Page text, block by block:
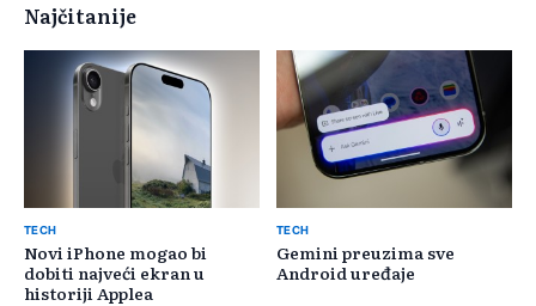
Najčitanije
TECH
Novi iPhone mogao bi
dobiti najveći ekran u
historiji Applea
TECH
Gemini preuzima sve
Android uređaje